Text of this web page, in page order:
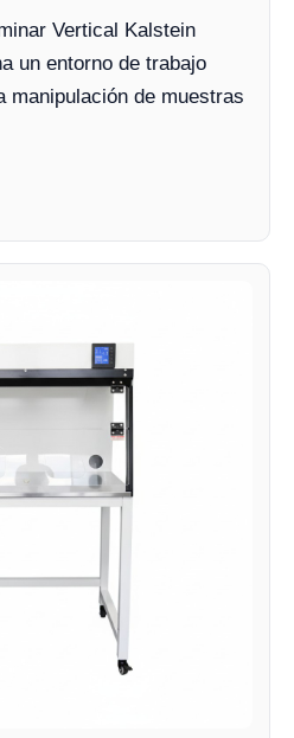
Vertical Kalstein
un entorno de trabajo
manipulación de muestras